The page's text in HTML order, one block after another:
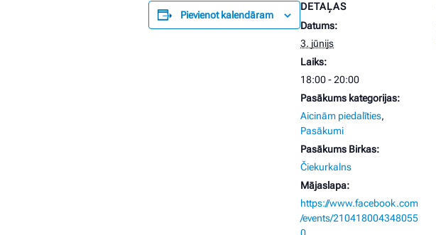
Pievienot kalendāram
DETAĻAS
Datums:
3. jūnijs
Laiks:
18:00 - 20:00
Pasākums kategorijas:
Aicinām piedalīties,
Pasākumi
Pasākums Birkas:
Čiekurkalns
Mājaslapa:
https://www.facebook.com
/events/210418004348055